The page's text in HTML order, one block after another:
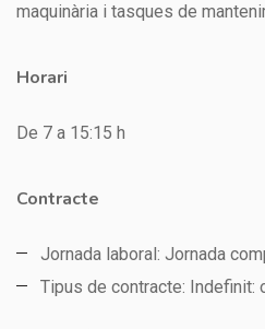
maquinària i tasques de
Horari
De 7 a 15:15 h
Contracte
Jornada laboral: Jornada
Tipus de contracte: Indefinit: